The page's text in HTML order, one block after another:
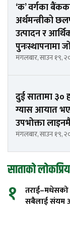
‘क’ वर्गका
अर्थमन्त्रीको
उत्पादन र
पुनःस्थापनामा
मंगलबार, साउन १९,
दुई सातामा ३०
ग्यास आयात
उपभोक्ता
मंगलबार, साउन १९,
साताको लोकप्रिय
१
तराई–मधेसको
सबैलाई संयम